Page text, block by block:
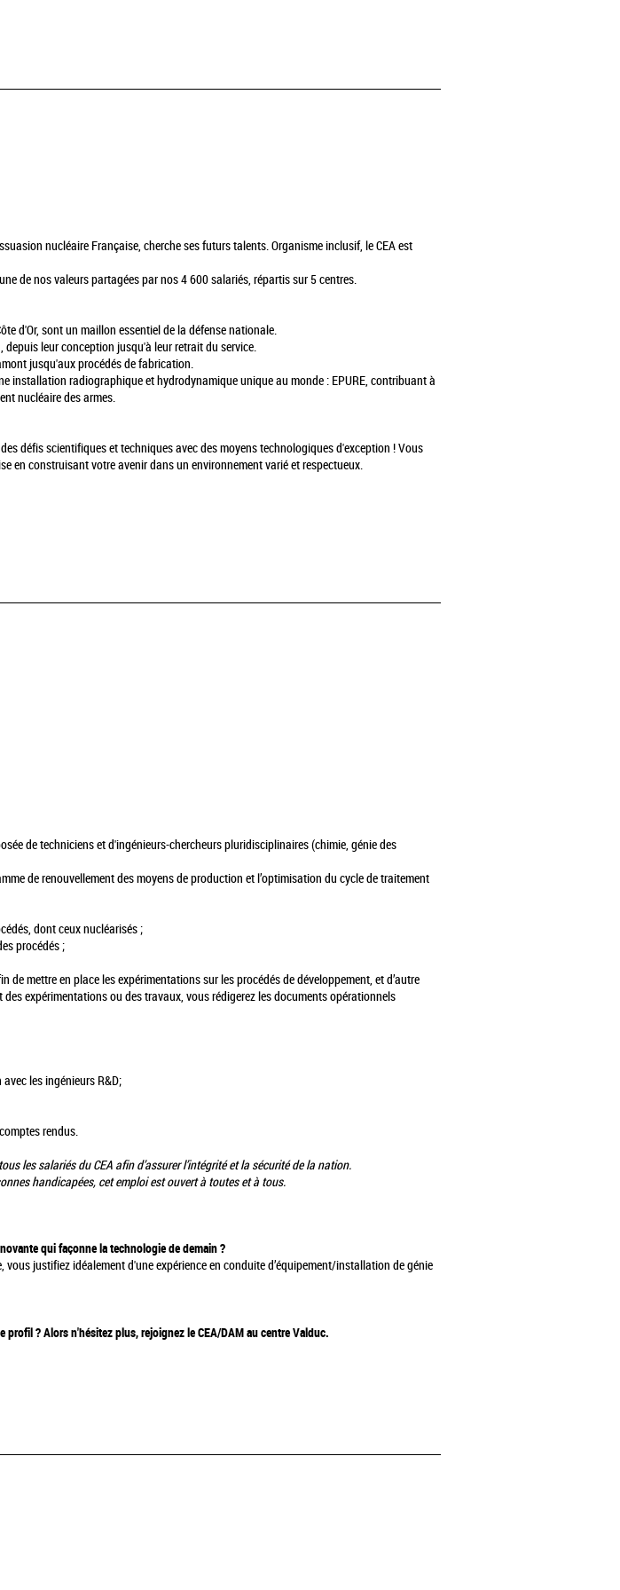
nucléaire Française, cherche ses futurs talents. Organisme inclusif, le CEA est
de nos valeurs partagées par nos 4 600 salariés, répartis sur 5 centres.
d'Or, sont un maillon essentiel de la défense nationale.
leur conception jusqu'à leur retrait du service.
jusqu'aux procédés de fabrication.
installation radiographique et hydrodynamique unique au monde : EPURE, contribuant à
nucléaire des armes.
défis scientifiques et techniques avec des moyens technologiques d'exception ! Vous
en construisant votre avenir dans un environnement varié et respectueux.
de techniciens et d'ingénieurs-chercheurs pluridisciplinaires (chimie, génie des
de renouvellement des moyens de production et l’optimisation du cycle de traitement
dont ceux nucléarisés ;
procédés ;
de mettre en place les expérimentations sur les procédés de développement, et d’autre
expérimentations ou des travaux, vous rédigerez les documents opérationnels
les ingénieurs R&D;
rendus.
les salariés du CEA afin d’assurer l’intégrité et la sécurité de la nation.
handicapées, cet emploi est ouvert à toutes et à tous.
qui façonne la technologie de demain ?
justifiez idéalement d'une expérience en conduite d’équipement/installation de génie
? Alors n'hésitez plus, rejoignez le CEA/DAM au centre Valduc.